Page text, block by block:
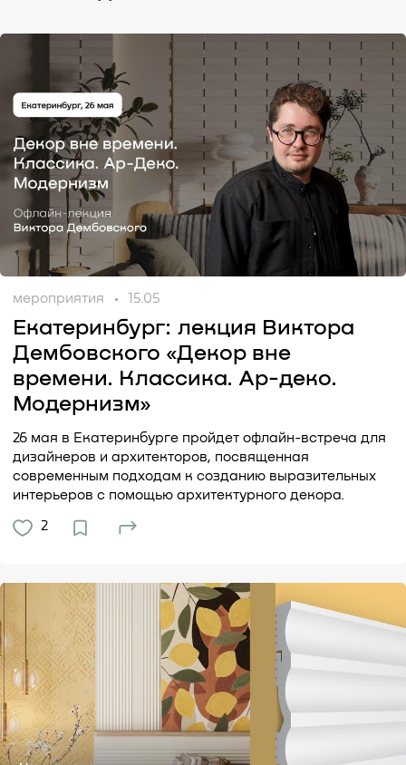
мероприятия 15.05
Екатеринбург: лекция Виктора
Дембовского «Декор вне
времени. Классика. Ар-деко.
Модернизм»
26 мая в Екатеринбурге пройдет офлайн-встреча для
дизайнеров и архитекторов, посвященная
современным подходам к созданию выразительных
интерьеров с помощью архитектурного декора.
2